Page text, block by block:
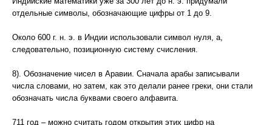
отдельные символы, обозначающие цифры от 1 до 9.
Около 600 г. н. э. в Индии использовали символ нуля, а,
следовательно, позиционную систему счисления.
8). Обозначение чисел в Аравии. Сначала арабы записывали
числа словами, но затем, как это делали ранее греки, они стали
обозначать числа буквами своего алфавита.
711 год – можно считать годом открытия этих цифр на